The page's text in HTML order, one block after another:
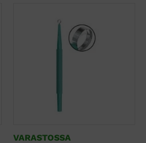
VARASTOSSA